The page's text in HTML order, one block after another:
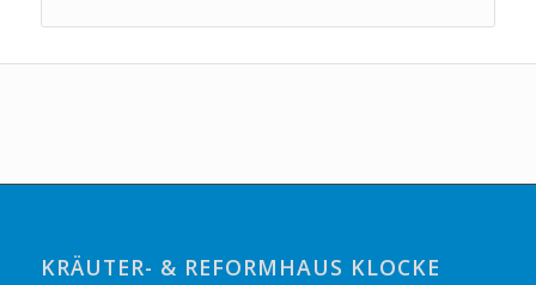
KRÄUTER- & REFORMHAUS KLOCKE